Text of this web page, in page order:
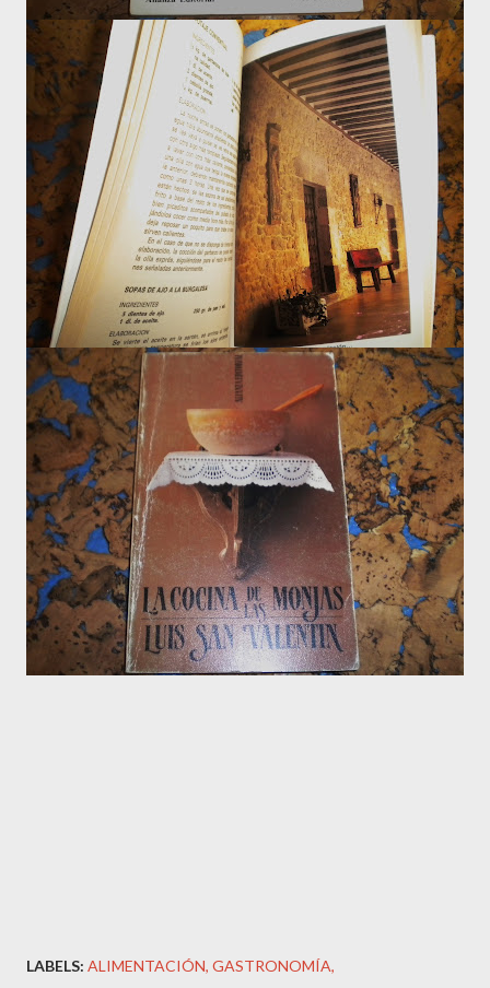
LABELS: ALIMENTACIÓN GASTRONOMÍA